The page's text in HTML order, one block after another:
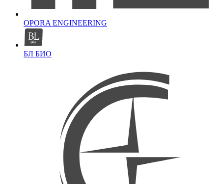
OPORA ENGINEERING
БЛ БИО